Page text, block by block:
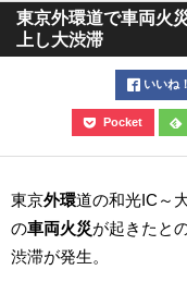
東京外環道で車両火
上し大渋滞
いいね！
Pocket
東京外環道の和光IC～
の車両火災が起きたと
渋滞が発生。